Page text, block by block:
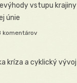
vstupu krajiny
únie
komentárov
kríza a cyklický vývoj